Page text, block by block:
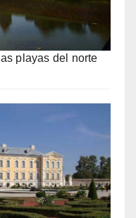
playas del norte